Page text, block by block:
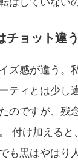
チョット違
ズ感が違う。
ティとは少し
のですが、残
付け加える
も黒はやはり